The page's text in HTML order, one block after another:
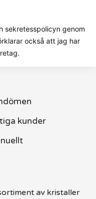
sekretesspolicyn genom
också att jag har
kunder
av kristaller